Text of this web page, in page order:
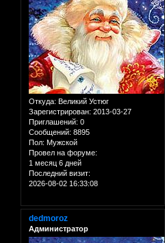
Откуда: Великий Устюг
Зарегистрирован: 2013-03-27
Приглашений: 0
Сообщений: 8895
Пол: Мужской
Провел на форуме:
1 месяц 6 дней
Последний визит:
2026-08-02 16:33:08
dedmoroz
Администратор